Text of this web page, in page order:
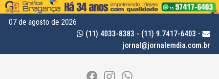
07 de agosto de 2026
(11) 4033-8383 - (11) 9.7417-6403 -
jornal@jornalemdia.com.br